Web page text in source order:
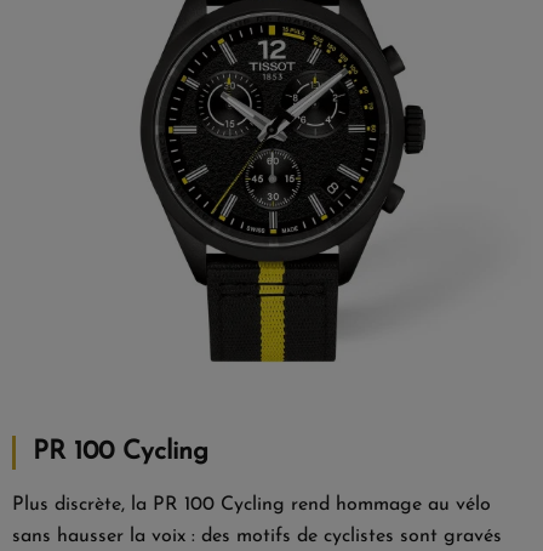
PR 100 Cycling
Plus discrète, la PR 100 Cycling rend hommage au vélo
sans hausser la voix : des motifs de cyclistes sont gravés